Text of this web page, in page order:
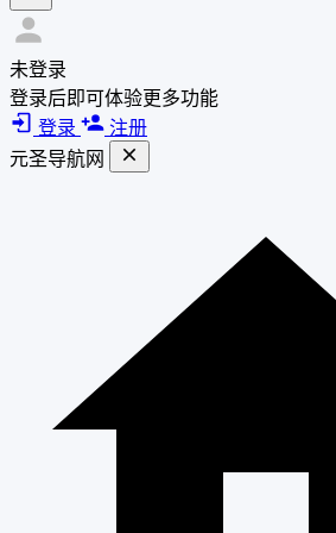
未登录
登录后即可体验更多功能
登录
注册
元圣导航网